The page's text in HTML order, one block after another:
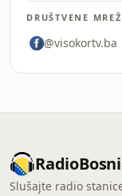
DRUŠTVENE
@visokortv.ba
Slušajte radio